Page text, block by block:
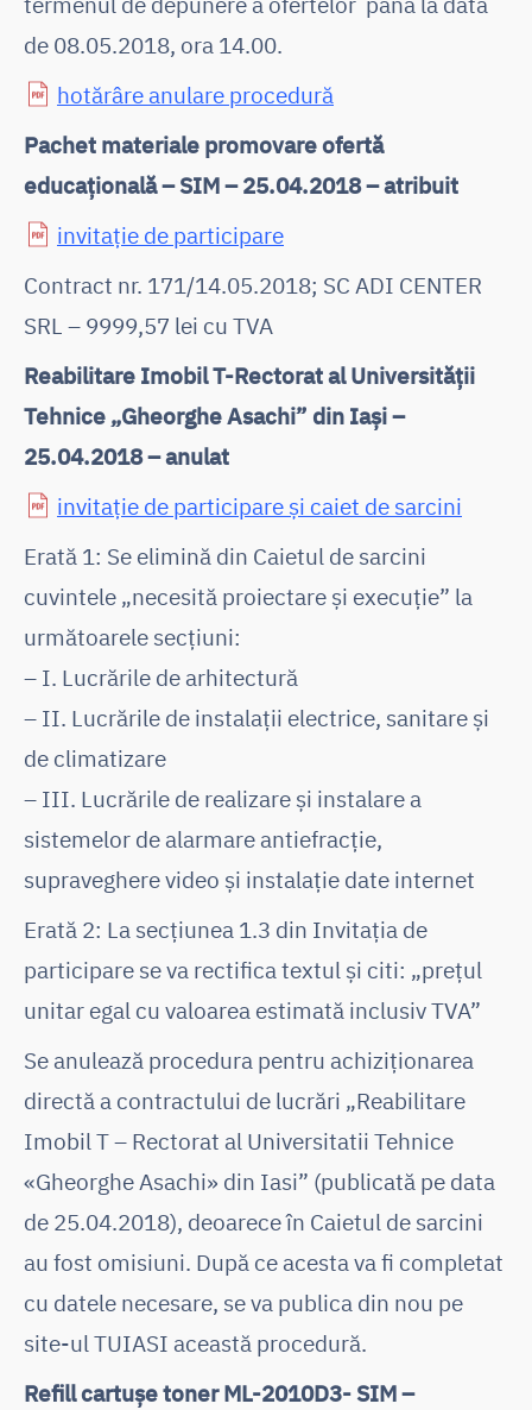
de 08.05.2018, ora 14.00.
hotărâre anulare procedură
Pachet materiale promovare ofertă
educațională – SIM – 25.04.2018 – atribuit
invitație de participare
Contract nr. 171/14.05.2018; SC ADI CENTER
SRL – 9999,57 lei cu TVA
Reabilitare Imobil T-Rectorat al Universității
Tehnice „Gheorghe Asachi” din Iași –
25.04.2018 – anulat
invitație de participare și caiet de sarcini
Erată 1: Se elimină din Caietul de sarcini
cuvintele „necesită proiectare și execuție” la
următoarele secțiuni:
– I. Lucrările de arhitectură
– II. Lucrările de instalații electrice, sanitare și
de climatizare
– III. Lucrările de realizare și instalare a
sistemelor de alarmare antiefracție,
supraveghere video și instalație date internet
Erată 2: La secțiunea 1.3 din Invitația de
participare se va rectifica textul și citi: „prețul
unitar egal cu valoarea estimată inclusiv TVA”
Se anulează procedura pentru achiziţionarea
directă a contractului de lucrări „Reabilitare
Imobil T – Rectorat al Universitatii Tehnice
«Gheorghe Asachi» din Iasi” (publicată pe data
de 25.04.2018), deoarece în Caietul de sarcini
au fost omisiuni. După ce acesta va fi completat
cu datele necesare, se va publica din nou pe
site-ul TUIASI această procedură.
Refill cartușe toner ML-2010D3- SIM –